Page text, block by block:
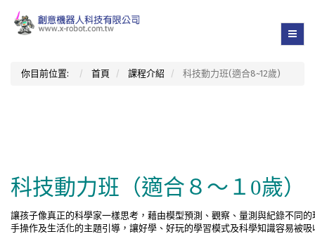
你目前位置: 首頁 課程介紹 科技動力班(適合8~12歲)
科技動力班（適合８～１0歲）
讓孩子像真正的科學家一樣思考，藉由模型預測、觀察、量測與紀錄不同
手操作及生活化的主題引導，讓好學、好玩的學習模式及科學知識容易被